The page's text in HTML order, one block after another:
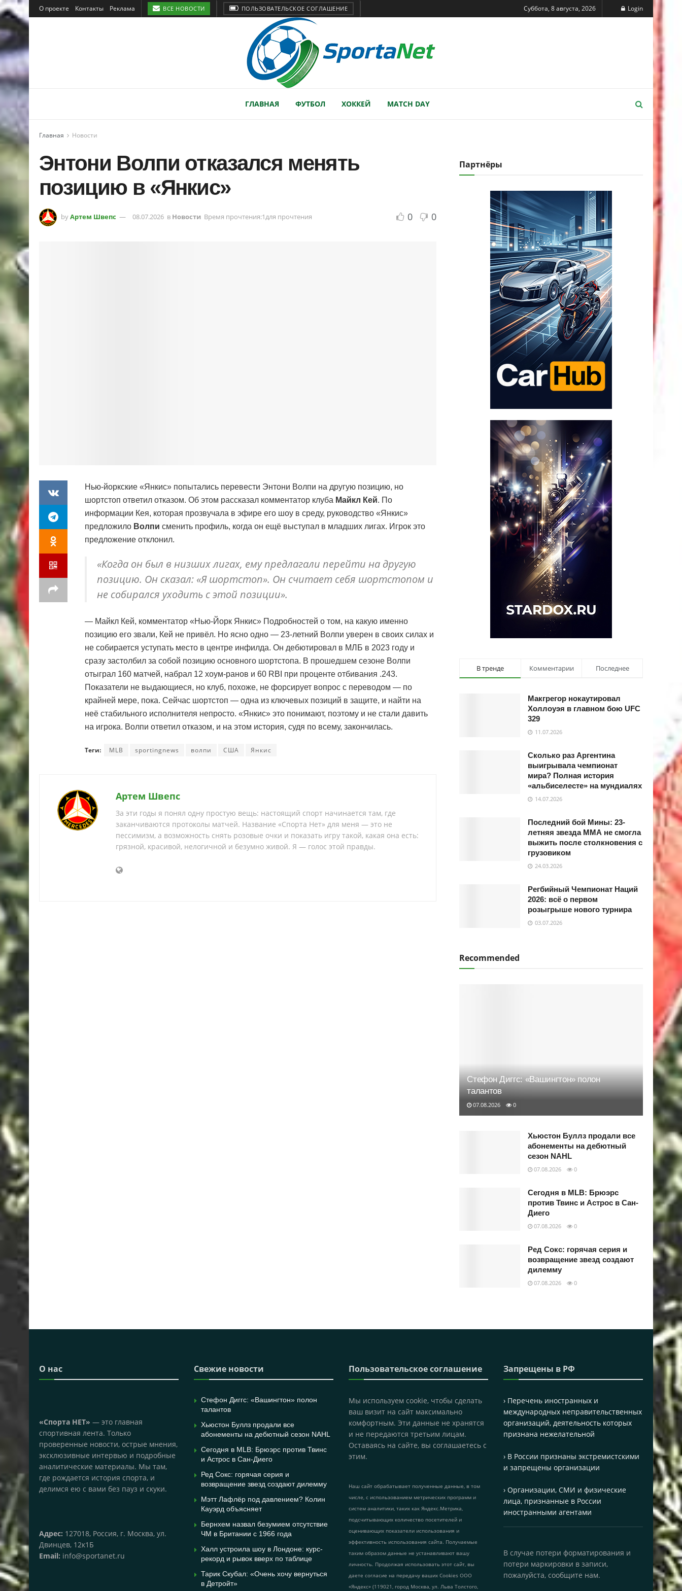
О проекте Контакты Реклама ВСЕ НОВОСТИ ПОЛЬЗОВАТЕЛЬСКОЕ СОГЛАШЕНИЕ Суббота, 8 августа, 2026 Login
ГЛАВНАЯ ФУТБОЛ ХОККЕЙ MATCH DAY
Главная Новости
Энтони Волпи отказался менять
позицию в «Янкис»
byАртем Швепс 08.07.2026 в Новости Время прочтения:1для прочтения 0 0
Нью-йоркские «Янкис» попытались перевести Энтони Волпи на другую позицию, но
шортстоп ответил отказом. Об этом рассказал комментатор клуба Майкл Кей. По
информации Кея, которая прозвучала в эфире его шоу в среду, руководство «Янкис»
предложило Волпи сменить профиль, когда он ещё выступал в младших лигах. Игрок это
предложение отклонил.
«Когда он был в низших лигах, ему предлагали перейти на другую
позицию. Он сказал: «Я шортстоп». Он считает себя шортстопом и
не собирался уходить с этой позиции».
— Майкл Кей, комментатор «Нью-Йорк Янкис» Подробностей о том, на какую именно
позицию его звали, Кей не привёл. Но ясно одно — 23-летний Волпи уверен в своих силах и
не собирается уступать место в центре инфилда. Он дебютировал в МЛБ в 2023 году и
сразу застолбил за собой позицию основного шортстопа. В прошедшем сезоне Волпи
отыграл 160 матчей, набрал 12 хоум-ранов и 60 RBI при проценте отбивания .243.
Показатели не выдающиеся, но клуб, похоже, не форсирует вопрос с переводом — по
крайней мере, пока. Сейчас шортстоп — одна из ключевых позиций в защите, и найти на
неё стабильного исполнителя непросто. «Янкис» это понимают, поэтому и не стали давить
на игрока. Волпи ответил отказом, и на этом история, судя по всему, закончилась.
Теги: MLB sportingnews волпи США Янкис
Артем Швепс
За эти годы я понял одну простую вещь: настоящий спорт начинается там, где
заканчиваются протоколы матчей. Название «Спорта Нет» для меня — это не
пессимизм, а возможность снять розовые очки и показать игру такой, какая она есть:
грязной, красивой, нелогичной и безумно живой. Я — голос этой правды.
Партнёры
В тренде Комментарии Последнее
Макгрегор нокаутировал
Холлоуэя в главном бою UFC
329
11.07.2026
Сколько раз Аргентина
выигрывала чемпионат
мира? Полная история
«альбиселесте» на мундиалях
14.07.2026
Последний бой Мины: 23-
летняя звезда ММА не смогла
выжить после столкновения с
грузовиком
24.03.2026
Регбийный Чемпионат Наций
2026: всё о первом
розыгрыше нового турнира
03.07.2026
Recommended
Стефон Диггс: «Вашингтон» полон
талантов
07.08.2026 0
Хьюстон Буллз продали все
абонементы на дебютный
сезон NAHL
07.08.2026 0
Сегодня в MLB: Брюэрс
против Твинс и Астрос в Сан-
Диего
07.08.2026 0
Ред Сокс: горячая серия и
возвращение звезд создают
дилемму
07.08.2026 0
О нас
«Спорта НЕТ» — это главная
спортивная лента. Только
проверенные новости, острые мнения,
эксклюзивные интервью и подробные
аналитические материалы. Мы там,
где рождается история спорта, и
делимся ею с вами без пауз и скуки.
Адрес: 127018, Россия, г. Москва, ул.
Двинцев, 12к1Б
Email: info@sportanet.ru
Свежие новости
Стефон Диггс: «Вашингтон» полон
талантов
Хьюстон Буллз продали все
абонементы на дебютный сезон NAHL
Сегодня в MLB: Брюэрс против Твинс
и Астрос в Сан-Диего
Ред Сокс: горячая серия и
возвращение звезд создают дилемму
Мэтт Лафлёр под давлением? Колин
Кауэрд объясняет
Бернхем назвал безумием отсутствие
ЧМ в Британии с 1966 года
Халл устроила шоу в Лондоне: курс-
рекорд и рывок вверх по таблице
Тарик Скубал: «Очень хочу вернуться
в Детройт»
Пользовательское соглашение
Мы используем cookie, чтобы сделать
ваш визит на сайт максимально
комфортным. Эти данные не хранятся
и не передаются третьим лицам.
Оставаясь на сайте, вы соглашаетесь с
этим.
Наш сайт обрабатывает полученные данные, в том
числе, с использованием метрических программ и
систем аналитики, таких как Яндекс.Метрика,
подсчитывающих количество посетителей и
оценивающих показатели использования и
эффективность использования сайта. Получаемые
таким образом данные не устанавливают вашу
личность. Продолжая использовать этот сайт, вы
даете согласие на передачу ваших Cookies ООО
«Яндекс» (119021, город Москва, ул. Льва Толстого,
Запрещены в РФ
› Перечень иностранных и
международных неправительственных
организаций, деятельность которых
признана нежелательной
› В России признаны экстремистскими
и запрещены организации
› Организации, СМИ и физические
лица, признанные в России
иностранными агентами
В случае потери форматирования и
потери маркировки в записи,
пожалуйста, сообщите нам.